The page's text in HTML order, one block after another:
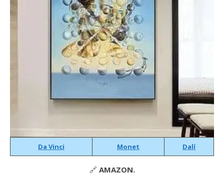
Da Vinci Monet Dalí
🔗 AMAZON.